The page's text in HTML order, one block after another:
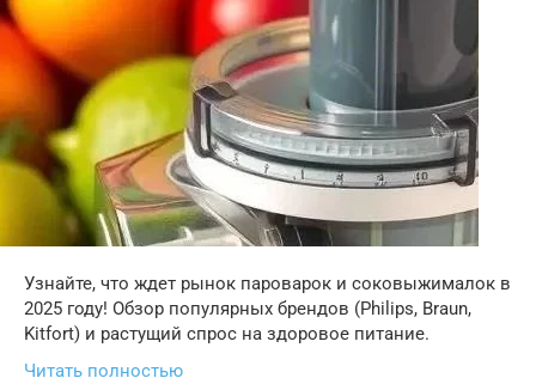
Узнайте, что ждет рынок пароварок и соковыжималок в
2025 году! Обзор популярных брендов (Philips, Braun,
Kitfort) и растущий спрос на здоровое питание.
Читать полностью